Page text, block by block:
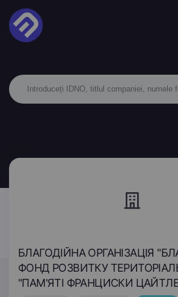
БЛАГОДІЙНА ОРГАНІЗАЦІЯ
ФОНД РОЗВИТКУ
"ПАМ'ЯТІ ФРАНЦИСКИ